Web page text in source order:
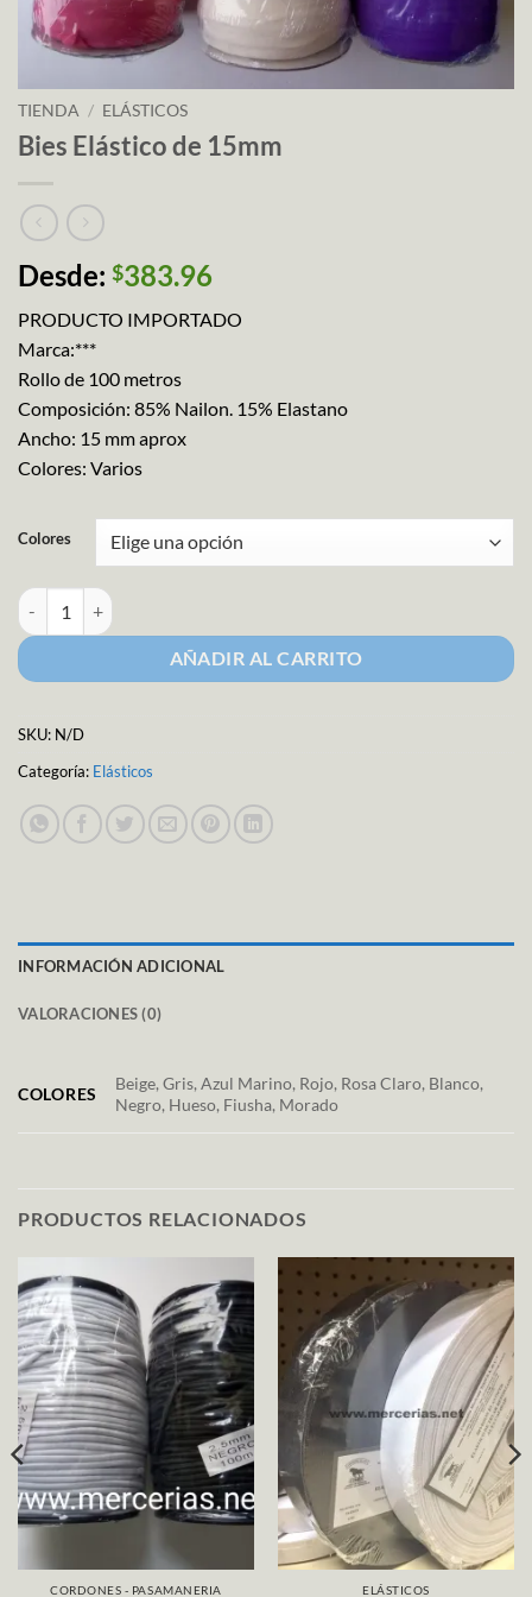
TIENDA / ELÁSTICOS
Bies Elástico de 15mm
Desde: $383.96
PRODUCTO IMPORTADO
Marca:***
Rollo de 100 metros
Composición: 85% Nailon. 15% Elastano
Ancho: 15 mm aprox
Colores: Varios
Colores
Bies Elástico de 15mm cantidad
AÑADIR AL CARRITO
SKU: N/D
Categoría: Elásticos
INFORMACIÓN ADICIONAL
VALORACIONES (0)
COLORES
Beige, Gris, Azul Marino, Rojo, Rosa Claro, Blanco,
Negro, Hueso, Fiusha, Morado
PRODUCTOS RELACIONADOS
CORDONES - PASAMANERIA ELÁSTICOS